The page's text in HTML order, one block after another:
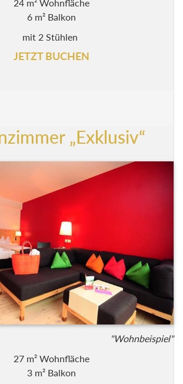
24 m² Wohnfläche
6 m² Balkon
mit 2 Stühlen
JETZT BUCHEN
„Exklusiv“
"Wohnbeispiel"
27 m² Wohnfläche
3 m² Balkon